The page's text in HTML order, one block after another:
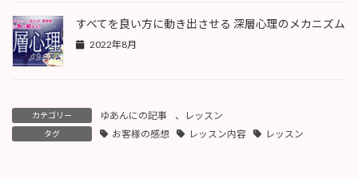
すべてを良い方に動き出させる 深層心理のメカニズム
2022年8月
カテゴリー ゆあんにの記事 、 レッスン
タグ お客様の感想 レッスン内容 レッスン